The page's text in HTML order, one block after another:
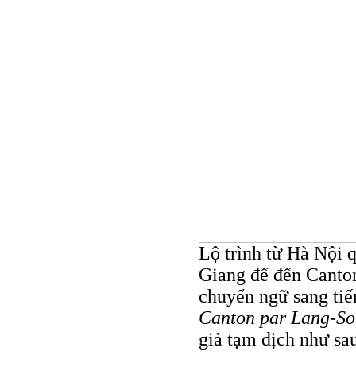
Lộ trình từ Hà Nội
Giang để đến
chuyển ngữ sang
Canton par Lang-
giả tạm dịch như